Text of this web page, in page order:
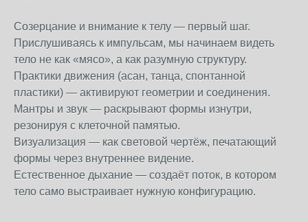
Созерцание и внимание к телу — первый шаг.
Прислушиваясь к импульсам, мы начинаем видеть
тело не как «мясо», а как разумную структуру.
Практики движения (асан, танца, спонтанной
пластики) — активируют геометрии и соединения.
Мантры и звук — раскрывают формы изнутри,
резонируя с клеточной памятью.
Визуализация — как световой чертёж, печатающий
формы через внутреннее видение.
Естественное дыхание — создаёт поток, в котором
тело само выстраивает нужную конфигурацию.